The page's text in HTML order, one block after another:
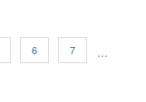
6 7 ...